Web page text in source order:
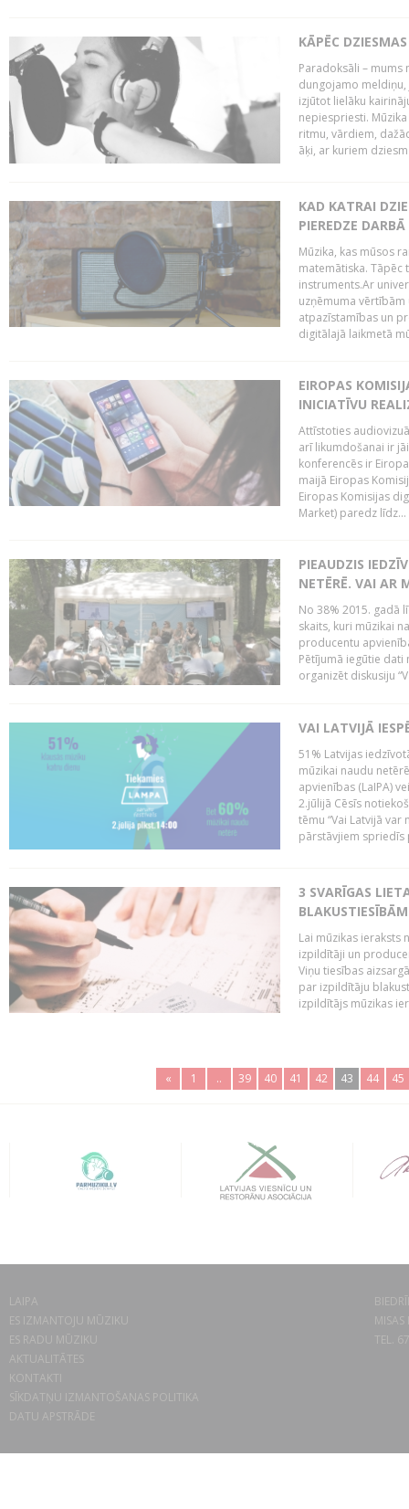
KĀPĒC
Paradoksāli – mums
dungojamo
izjūtot lielāku
nepiespriesti.
ritmu, vārdiem,
āķi, ar kuriem
KAD KATRAI
PIEREDZE
Mūzika, kas mūsos
matemātiska. Tāpēc
instruments.Ar
uzņēmuma
atpazīstamības un
digitālajā laikmetā
EIROPAS
INICIATĪVU
Attīstoties
arī likumdošanai ir
konferencēs ir
maijā Eiropas
Eiropas Komisijas
Market) paredz līdz...
PIEAUDZIS
NETĒRĒ. VAI AR
No 38% 2015. gadā
skaits, kuri mūzikai
producentu
Pētījumā iegūtie dati
organizēt diskusiju
VAI LATVIJĀ
51% Latvijas
mūzikai naudu
apvienības (LaIPA)
2.jūlijā Cēsīs
tēmu “Vai Latvijā
pārstāvjiem spriedīs
3 SVARĪGAS
BLAKUSTIESĪBĀM
Lai mūzikas ieraksts
izpildītāji un
Viņu tiesības
par izpildītāju
izpildītājs mūzikas
« 1 .. 39 40 41 42 43 44 45
LAIPA
ES IZMANTOJU MŪZIKU
ES RADU MŪZIKU
AKTUALITĀTES
KONTAKTI
SĪKDATŅU IZMANTOŠANAS POLITIKA
DATU APSTRĀDE
TEL.